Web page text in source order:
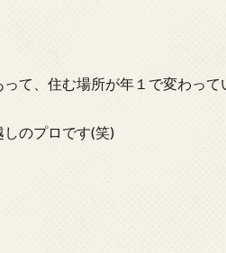
って、住む場所が年１で変わって
しのプロです(笑)